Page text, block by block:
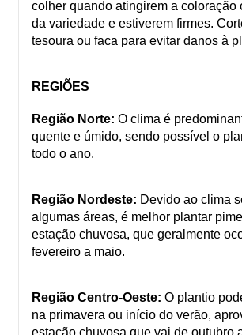
colher quando atingirem a coloração
da variedade e estiverem firmes.
tesoura ou faca para evitar danos à
REGIÕES
Região Norte: O clima é
quente e úmido, sendo possível o
todo o ano.
Região Nordeste: Devido ao clima
algumas áreas, é melhor plantar
estação chuvosa, que geralmente
fevereiro a maio.
Região Centro-Oeste: O plantio
na primavera ou início do verão,